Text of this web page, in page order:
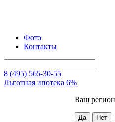
Фото
Контакты
8 (495) 565-30-55
Льготная ипотека 6%
Ваш регион